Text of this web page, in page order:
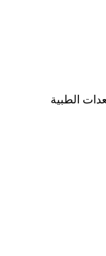
الطبية